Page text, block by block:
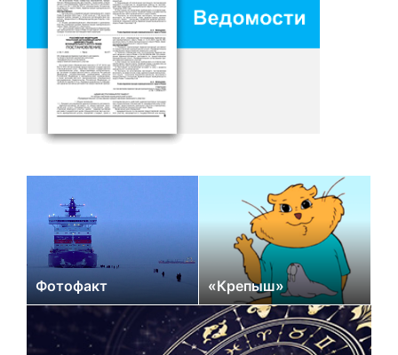
Фотофакт «Крепыш»